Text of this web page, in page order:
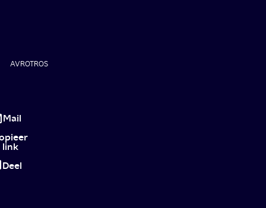
AVROTROS
Up
parel:
De
Koninklijke
Mail
link
Deel